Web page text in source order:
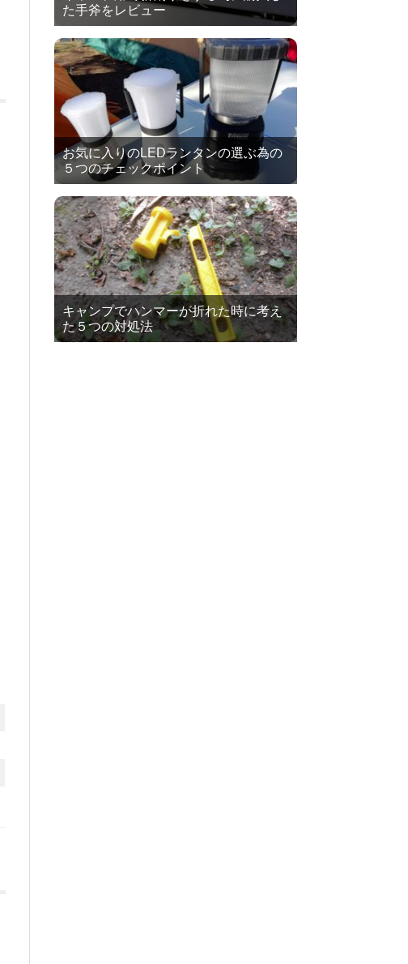
た手斧をレビュー
お気に入りのLEDランタンの選ぶ為の
５つのチェックポイント
キャンプでハンマーが折れた時に考え
た５つの対処法